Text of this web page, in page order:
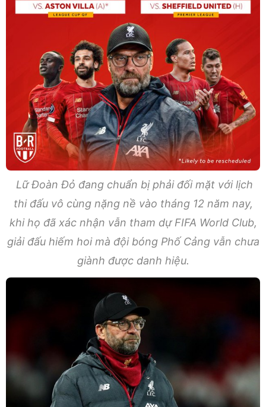
Lữ Đoàn Đỏ đang chuẩn bị phải đối mặt với lịch
thi đấu vô cùng nặng nề vào tháng 12 năm nay,
khi họ đã xác nhận vẫn tham dự FIFA World Club,
giải đấu hiếm hoi mà đội bóng Phố Cảng vẫn chưa
giành được danh hiệu.